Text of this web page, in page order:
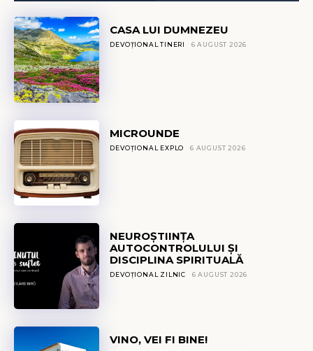
CASA LUI DUMNEZEU
DEVOȚIONAL TINERI 6 AUGUST 2026
MICROUNDE
DEVOȚIONAL EXPLO 6 AUGUST 2026
NEUROȘTIINȚA
AUTOCONTROLULUI ȘI
DISCIPLINA SPIRITUALĂ
DEVOȚIONAL ZILNIC 6 AUGUST 2026
VINO, VEI FI BINE!